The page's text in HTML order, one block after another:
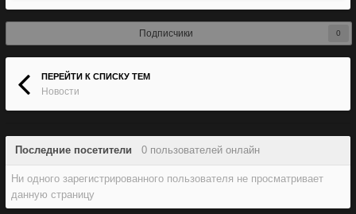
Подписчики 0
ПЕРЕЙТИ К СПИСКУ ТЕМ
Новости
Последние посетители 0 пользователей онлайн
Ни одного зарегистрированного пользователя не просматривает
данную страницу